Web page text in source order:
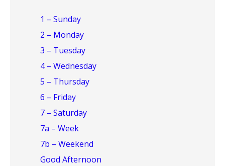
1 – Sunday
2 – Monday
3 – Tuesday
4 – Wednesday
5 – Thursday
6 – Friday
7 – Saturday
7a – Week
7b – Weekend
Good Afternoon